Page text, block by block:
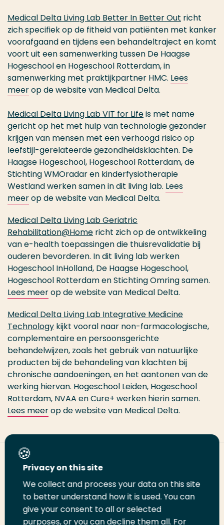
Medical Delta Living Lab Better In Better Out richt
zich specifiek op de fitheid van patiënten met kanker
voorafgaand en tijdens een behandeltraject en komt
voort uit een samenwerking tussen De Haagse
Hogeschool en Hogeschool Rotterdam, in
samenwerking met praktijkpartner HMC. Lees
meerop de website van Medical Delta.
Medical Delta Living Lab VIT for Lifeis met name
gericht op het met hulp van technologie gezonder
krijgen van mensen met een verhoogd risico op
leefstijl-gerelateerde gezondheidsklachten. De
Haagse Hogeschool, Hogeschool Rotterdam, de
Stichting WMOradar en kinderfysiotherapie
Westland werken samen in dit living lab. Lees
meerop de website van Medical Delta.
Medical Delta Living Lab Geriatric
Rehabilitation@Home richt zich op de ontwikkeling
van e-health toepassingen die thuisrevalidatie bij
ouderen bevorderen. In dit living lab werken
Hogeschool InHolland, De Haagse Hogeschool,
Hogeschool Rotterdam en Stichting Omring samen.
Lees meerop de website van Medical Delta.
Medical Delta Living Lab Integrative Medicine
Technology kijkt vooral naar non-farmacologische,
complementaire en persoonsgerichte
behandelwijzen, zoals het gebruik van natuurlijke
producten bij de behandeling van klachten bij
chronische aandoeningen, en het aantonen van de
werking hiervan. Hogeschool Leiden, Hogeschool
Rotterdam, NVAA en Cure+ werken hierin samen.
Lees meerop de website van Medical Delta.
Deel deze pagina
DeelDeel
op
Deel
op
Email
deze
Print
deze
Privacy on this site
We collect and process your data on this site
to better understand how it is used. You can
give your consent to all or selected
purposes, or you can decline them all. For